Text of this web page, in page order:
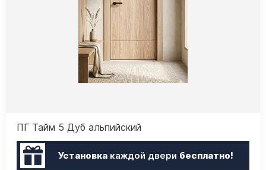
ПГ Тайм 5 Дуб альпийский
Установкакаждой двери бесплатно!